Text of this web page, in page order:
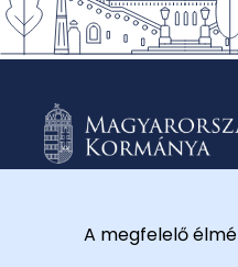
© 2026A megfelelő